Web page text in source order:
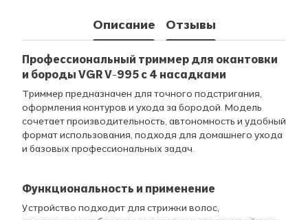
Описание Отзывы
Профессиональный триммер для окантовки
и бороды VGR V-995 с 4 насадками
Триммер предназначен для точного подстригания,
оформления контуров и ухода за бородой. Модель
сочетает производительность, автономность и удобный
формат использования, подходя для домашнего ухода
и базовых профессиональных задач.
Функциональность и применение
Устройство подходит для стрижки волос,